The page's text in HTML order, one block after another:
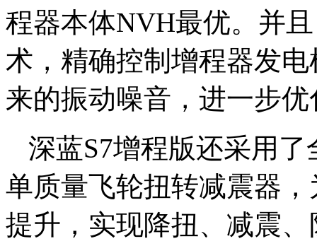
程器本体NVH最优。并
术，精确控制增程器发
来的振动噪音，进一步
深蓝S7增程版还采用
单质量飞轮扭转减震器
提升，实现降扭、减震